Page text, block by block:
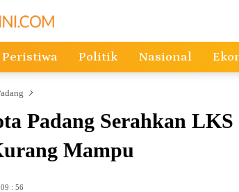
Peristiwa Politik Nasional
Padang Serahkan
Mampu
: 56